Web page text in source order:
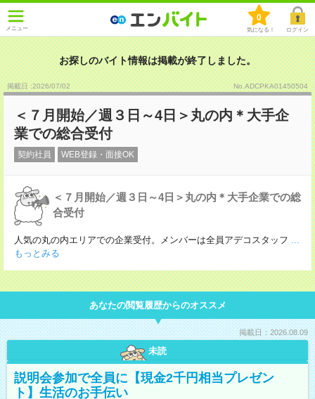
メニュー
0
気になる！ ログイン
お探しのバイト情報は掲載が終了しました。
掲載日 :2026/07/02 No.ADCPKA01450504
＜７月開始／週３日～4日＞丸の内＊大手企
業での総合受付
契約社員 WEB登録・面接OK
＜７月開始／週３日～4日＞丸の内＊大手企業での総
合受付
人気の丸の内エリアでの企業受付。メンバーは全員アデコスタッフ ...
もっとみる
あなたの閲覧履歴からのオススメ
掲載日：2026.08.09
未読
説明会参加で全員に【現金2千円相当プレゼン
ト】生活のお手伝い